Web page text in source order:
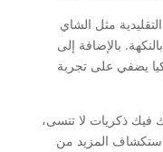
مثل الشاي
بالإضافة إلى
يضفي على تجربة
فيك ذكريات لا تنسى،
المزيد من